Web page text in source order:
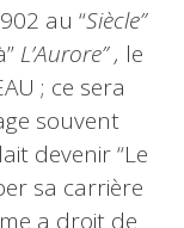
au “Siècle”
L’Aurore” , le
; ce sera
souvent
devenir “Le
sa carrière
a droit de